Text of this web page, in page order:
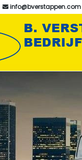
info@bverstappen.com